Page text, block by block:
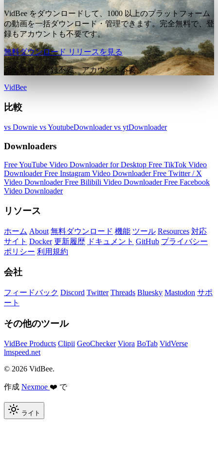
VidBee をダウンロードして、1000 以上のプラットフォーム
の動画を一括ダウンロード・管理できます。完全無料で、登
録もアカウントも不要です。
無料ダウンロード リリースを見る
完全無料。登録不要、アカウント不要。
VidBee
比較
vs Downie vs YoutubeDownloadervs ytDownloader
Downloaders
Free YouTube Video Downloader for Desktop Free TikTok Video
DownloaderFree Instagram Video DownloaderFree Twitter / X
Video DownloaderFree Bilibili Video DownloaderFree Facebook
Video Downloader
リソース
ホーム About 無料ダウンロード 機能 ツール Resources 対応
サイト Docker 更新履歴 ドキュメント GitHub プライバシー
ポリシー 利用規約
会社
フィードバック Discord Twitter Threads Bluesky Mastodon サポ
ート
その他のツール
VidBee Products Clipii GeoChecker Viora BoTab VidVerse
lmspeed.net
© 2026 VidBee.
作成 Nexmoe ❤️ で
ライト